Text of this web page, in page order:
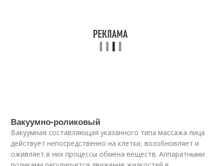
Вакуумно-роликовый
Вакуумная составляющая указанного типа массажа лица
действует непосредственно на клетки, возобновляет и
оживляет в них процессы обмена веществ. Аппаратными